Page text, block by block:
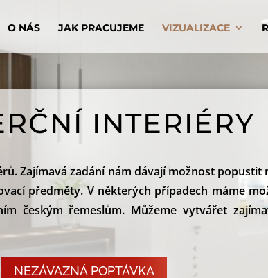
O NÁS JAK PRACUJEME VIZUALIZACE
INTERIÉRY
Zajímavá zadání nám dávají možnost popustit
předměty. V některých případech máme
českým řemeslům. Můžeme vytvářet
NEZÁVAZNÁ POPTÁVKA